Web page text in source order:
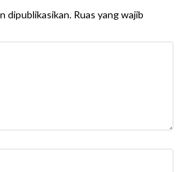
dipublikasikan. Ruas yang wajib